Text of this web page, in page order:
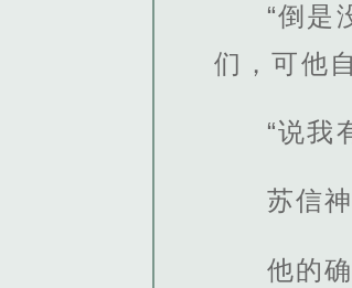
“倒是
们，可他
“说我
苏信
他的